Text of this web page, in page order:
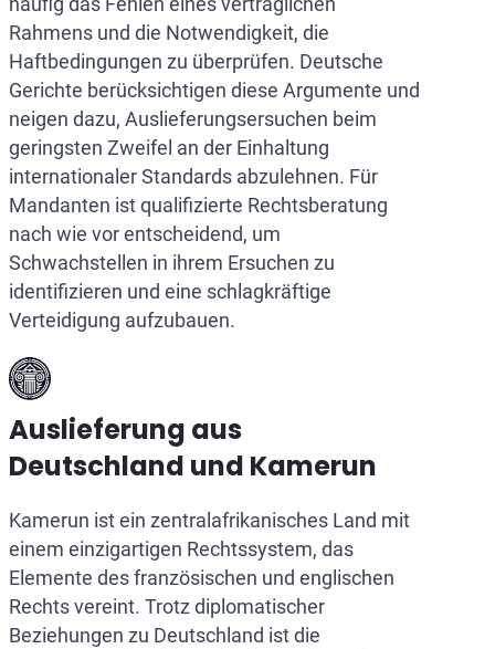
Rahmens und die Notwendigkeit, die
Haftbedingungen zu überprüfen. Deutsche
Gerichte berücksichtigen diese Argumente und
neigen dazu, Auslieferungsersuchen beim
geringsten Zweifel an der Einhaltung
internationaler Standards abzulehnen. Für
Mandanten ist qualifizierte Rechtsberatung
nach wie vor entscheidend, um
Schwachstellen in ihrem Ersuchen zu
identifizieren und eine schlagkräftige
Verteidigung aufzubauen.
Auslieferung aus
Deutschland und Kamerun
Kamerun ist ein zentralafrikanisches Land mit
einem einzigartigen Rechtssystem, das
Elemente des französischen und englischen
Rechts vereint. Trotz diplomatischer
Beziehungen zu Deutschland ist die